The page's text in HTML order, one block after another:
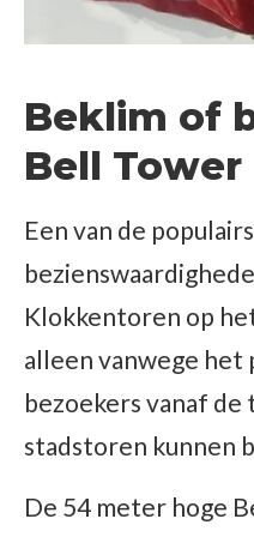
Beklim of
Bell Tower
Een van de
Klokkentoren op
alleen vanwege
bezoekers vanaf de
stadstoren kunnen
De 54 meter hoge